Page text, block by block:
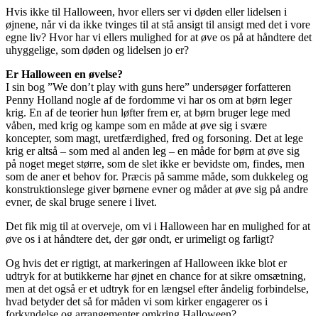
Hvis ikke til Halloween, hvor ellers ser vi døden eller lidelsen i
øjnene, når vi da ikke tvinges til at stå ansigt til ansigt med det i vore
egne liv? Hvor har vi ellers mulighed for at øve os på at håndtere det
uhyggelige, som døden og lidelsen jo er?
Er Halloween en øvelse?
I sin bog ”We don’t play with guns here” undersøger forfatteren
Penny Holland nogle af de fordomme vi har os om at børn leger
krig. En af de teorier hun løfter frem er, at børn bruger lege med
våben, med krig og kampe som en måde at øve sig i svære
koncepter, som magt, uretfærdighed, fred og forsoning. Det at lege
krig er altså – som med al anden leg – en måde for børn at øve sig
på noget meget større, som de slet ikke er bevidste om, findes, men
som de aner et behov for. Præcis på samme måde, som dukkeleg og
konstruktionslege giver børnene evner og måder at øve sig på andre
evner, de skal bruge senere i livet.
Det fik mig til at overveje, om vi i Halloween har en mulighed for at
øve os i at håndtere det, der gør ondt, er urimeligt og farligt?
Og hvis det er rigtigt, at markeringen af Halloween ikke blot er
udtryk for at butikkerne har øjnet en chance for at sikre omsætning,
men at det også er et udtryk for en længsel efter åndelig forbindelse,
hvad betyder det så for måden vi som kirker engagerer os i